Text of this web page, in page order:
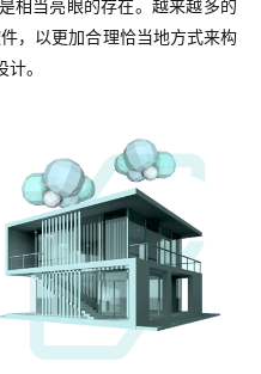
相当亮眼的存在。越来越多的
，以更加合理恰当地方式来构
。